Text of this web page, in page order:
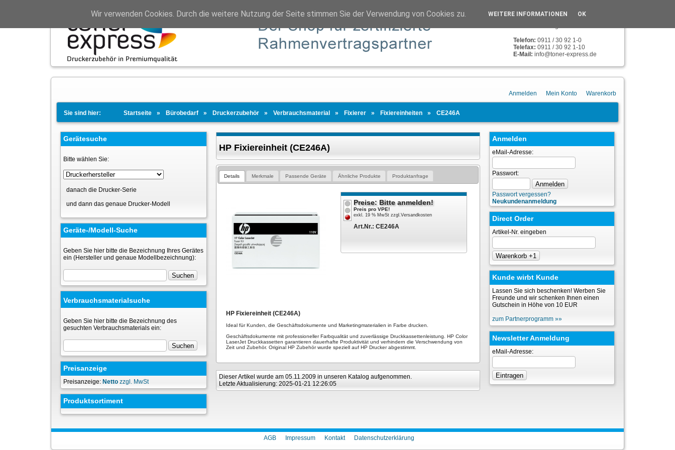
TONER-EXPRESS
Telefon: 0911 / 30 92 1-0
Telefax: 0911 / 30 92 1-10
E-Mail: info@toner-express.de
Anmelden Mein Konto Warenkorb
Sie sind hier: Startseite Bürobedarf Druckerzubehör Verbrauchsmaterial Fixierer Fixiereinheiten CE246A
Gerätesuche
Bitte wählen Sie:
danach die Drucker-Serie
und dann das genaue Drucker-Modell
Geräte-/Modell-Suche
Geben Sie hier bitte die Bezeichnung Ihres Gerätes
ein (Hersteller und genaue Modellbezeichnung):
Verbrauchsmaterialsuche
Geben Sie hier bitte die Bezeichnung des
gesuchten Verbrauchsmaterials ein:
Preisanzeige
Preisanzeige: Netto zzgl. MwSt
Produktsortiment
HP Fixiereinheit (CE246A)
Details Merkmale Passende Geräte Ähnliche Produkte Produktanfrage
Preise: Bitte anmelden!
Preis pro VPE!
exkl. 19 % MwSt zzgl.Versandkosten
Art.Nr.:CE246A
HP Fixiereinheit (CE246A)
Ideal für Kunden, die Geschäftsdokumente und Marketingmaterialien in Farbe drucken.
Geschäftsdokumente mit professioneller Farbqualität und zuverlässige Druckkassettenleistung. HP Color
LaserJet Druckkassetten garantieren dauerhafte Produktivität und verhindern die Verschwendung von
Zeit und Zubehör. Original HP Zubehör wurde speziell auf HP Drucker abgestimmt.
Dieser Artikel wurde am 05.11.2009 in unseren Katalog aufgenommen.
Letzte Aktualisierung: 2025-01-21 12:26:05
Anmelden
eMail-Adresse:
Passwort:
Passwort vergessen?
Neukundenanmeldung
Direct Order
Artikel-Nr. eingeben
Kunde wirbt Kunde
Lassen Sie sich beschenken! Werben Sie
Freunde und wir schenken Ihnen einen
Gutschein in Höhe von 10 EUR
zum Partnerprogramm »»
Newsletter Anmeldung
eMail-Adresse:
AGB Impressum Kontakt Datenschutzerklärung
Wir verwenden Cookies. Durch die weitere Nutzung der Seite stimmen Sie der Verwendung von Cookies zu. WEITERE INFORMATIONEN OK